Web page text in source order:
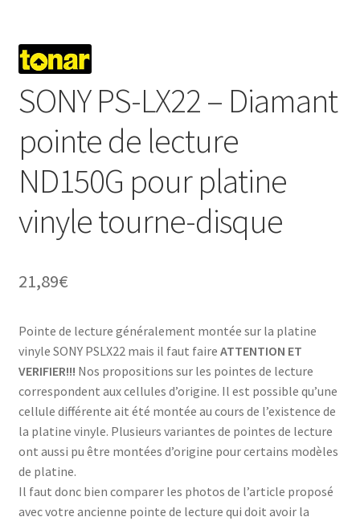
SONY PS-LX22 – Diamant
pointe de lecture
ND150G pour platine
vinyle tourne-disque
21,89€
Pointe de lecture généralement montée sur la platine
vinyle SONY PSLX22 mais il faut faire ATTENTION ET
VERIFIER!!! Nos propositions sur les pointes de lecture
correspondent aux cellules d’origine. Il est possible qu’une
cellule différente ait été montée au cours de l’existence de
la platine vinyle. Plusieurs variantes de pointes de lecture
ont aussi pu être montées d’origine pour certains modèles
de platine.
Il faut donc bien comparer les photos de l’article proposé
avec votre ancienne pointe de lecture qui doit avoir la